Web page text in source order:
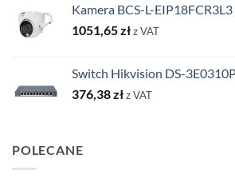
Kamera BCS-L-EIP18FCR3L3
1051,65złz VAT
Switch Hikvision DS-
376,38złz VAT
POLECANE